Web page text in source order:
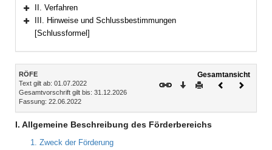
Bereich erweitern
II. Verfahren
Bereich erweitern
III. Hinweise und Schlussbestimmungen
[Schlussformel]
Inhalt
RÖFE
Text gilt ab: 01.07.2022
Gesamtvorschrift gilt bis: 31.12.2026
Fassung: 22.06.2022
Gesamtansicht
Download
DruckenVorheriges
I. Allgemeine Beschreibung des Förderbereichs
1. Zweck der Förderung